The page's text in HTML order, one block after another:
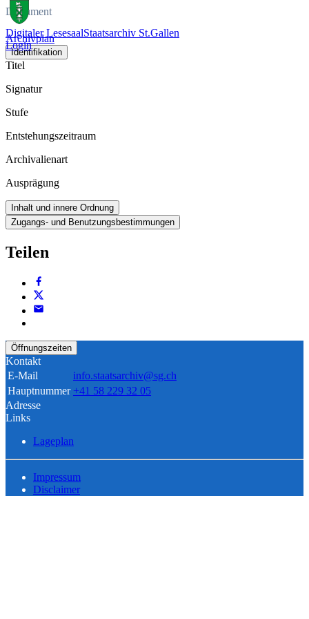
Digitaler LesesaalStaatsarchiv St.Gallen
Login
Dokument
Archivplan
Identifikation
Titel
Signatur
Stufe
Entstehungszeitraum
Archivalienart
Ausprägung
Inhalt und innere Ordnung
Zugangs- und Benutzungsbestimmungen
Teilen
Öffnungszeiten
Kontakt
E-Mail
info.staatsarchiv@sg.ch
Hauptnummer +41 58 229 32 05
Adresse
Links
Lageplan
Impressum
Disclaimer